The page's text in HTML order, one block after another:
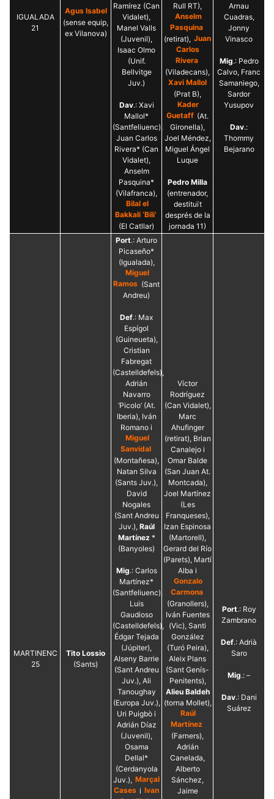
IGUALADA
21
Agus Isabel
(sense equip,
ex Vilanova)
Ramírez (Can
Vidalet),
Manel Valls
(Juvenil),
Isaac Olmo
(Unif.
Bellvitge
Juv.)
Dav.: Xavi
Mallol*
(Santfeliuenc),
Juan Carlos
Rivera* (Can
Vidalet),
Anselm
Pasquina*
(Vilafranca),
Bilal el
Bakkali ‘Bili’
(El Catllar)
Rull RT),
Anselm
Pasquina
(retirat), Juan
Carlos
Rivera
(Viladecans),
Xavi Mallol
(Prat B),
Kader
Guetaff (At.
Gironella),
Joel Méndez,
Miguel Ángel
Luque
Pedro Milla
(entrenador,
destituït
després de la
jornada 11)
Arnau
Cuadras,
Jonny
Vinasco
Mig.: Pedro
Calvo, Franc
Samaniego,
Sardor
Yusupov
Dav.:
Thommy
Bejarano
MARTINENC
25
Tito Lossio
(Sants)
Port.: Arturo
Picaseño*
(Igualada),
Miguel
Ramos (Sant
Andreu)
Def.: Max
Espígol
(Guineueta),
Cristian
Fabregat
(Castelldefels),
Adrián
Navarro
‘Picolo’ (At.
Iberia), Iván
Romano i
Miguel
Sanvidal
(Montañesa),
Natan Silva
(Sants Juv.),
David
Nogales
(Sant Andreu
Juv.), Raúl
Martínez *
(Banyoles)
Mig.: Carlos
Martínez*
(Santfeliuenc),
Luis
Gaudioso
(Castelldefels),
Édgar Tejada
(Júpiter),
Alseny Barrie
(Sant Andreu
Juv.), Ali
Tanoughay
(Europa Juv.),
Uri Puigbò i
Adrián Díaz
(Juvenil),
Osama
Dellal*
(Cerdanyola
Juv.), Marçal
Cases i Ivan
Víctor
Rodríguez
(Can Vidalet),
Marc
Ahufinger
(retirat), Brian
Canalejo i
Omar Balde
(San Juan At.
Montcada),
Joel Martínez
(Les
Franqueses),
Izan Espinosa
(Martorell),
Gerard del Río
(Parets), Martí
Alba i
Gonzalo
Carmona
(Granollers),
Iván Fuentes
(Vic), Santi
González
(Turó Peira),
Aleix Plans
(Sant Genís-
Penitents),
Alieu Baldeh
(torna Mollet),
Raúl
Martínez
(Farners),
Adrián
Canelada,
Alberto
Sánchez,
Jaime
Port.: Roy
Zambrano
Def.: Adrià
Saro
Mig.: –
Dav.: Dani
Suárez